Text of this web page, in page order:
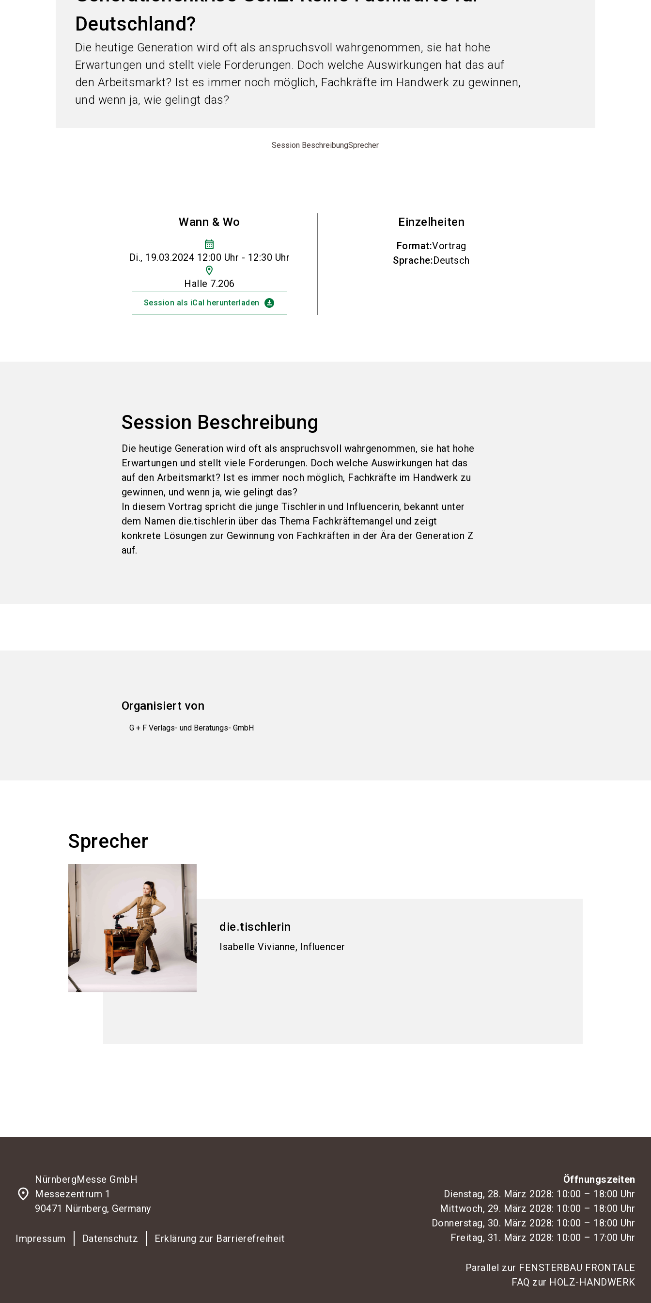
Deutschland?
Die heutige Generation wird oft als anspruchsvoll wahrgenommen, sie hat hohe
Erwartungen und stellt viele Forderungen. Doch welche Auswirkungen hat das auf
den Arbeitsmarkt? Ist es immer noch möglich, Fachkräfte im Handwerk zu gewinnen,
und wenn ja, wie gelingt das?
Session BeschreibungSprecher
Wann & Wo
calendar_month
Di., 19.03.2024 12:00 Uhr - 12:30 Uhr
location_on
Halle 7.206
Session als iCal herunterladen download_for_offline
Einzelheiten
Format:Vortrag
Sprache:Deutsch
Session Beschreibung
Die heutige Generation wird oft als anspruchsvoll wahrgenommen, sie hat hohe
Erwartungen und stellt viele Forderungen. Doch welche Auswirkungen hat das
auf den Arbeitsmarkt? Ist es immer noch möglich, Fachkräfte im Handwerk zu
gewinnen, und wenn ja, wie gelingt das?
In diesem Vortrag spricht die junge Tischlerin und Influencerin, bekannt unter
dem Namen die.tischlerin über das Thema Fachkräftemangel und zeigt
konkrete Lösungen zur Gewinnung von Fachkräften in der Ära der Generation Z
auf.
Organisiert von
G + F Verlags- und Beratungs- GmbH
Sprecher
die.tischlerin
Isabelle Vivianne, Influencer
place
NürnbergMesse GmbH
Messezentrum 1
90471 Nürnberg, Germany
Impressum Datenschutz Erklärung zur Barrierefreiheit
Öffnungszeiten
Dienstag, 28. März 2028: 10:00 – 18:00 Uhr
Mittwoch, 29. März 2028: 10:00 – 18:00 Uhr
Donnerstag, 30. März 2028: 10:00 – 18:00 Uhr
Freitag, 31. März 2028: 10:00 – 17:00 Uhr
Parallel zur FENSTERBAU FRONTALE
FAQ zur HOLZ-HANDWERK